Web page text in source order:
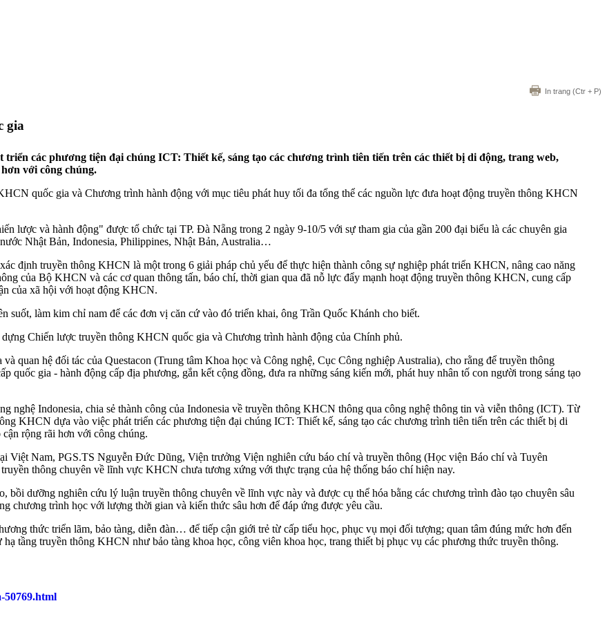
In trang (Ctr + P)
gia
các phương tiện đại chúng ICT: Thiết kế, sáng tạo các chương trình tiên tiến trên các thiết bị di động, trang web,
với công chúng.
quốc gia và Chương trình hành động với mục tiêu phát huy tối đa tổng thể các nguồn lực đưa hoạt động truyền thông KHCN
lược và hành động" được tổ chức tại TP. Đà Nẵng trong 2 ngày 9-10/5 với sự tham gia của gần 200 đại biểu là các chuyên gia
Nhật Bản, Indonesia, Philippines, Nhật Bản, Australia…
định truyền thông KHCN là một trong 6 giải pháp chủ yếu để thực hiện thành công sự nghiệp phát triển KHCN, nâng cao năng
của Bộ KHCN và các cơ quan thông tấn, báo chí, thời gian qua đã nỗ lực đẩy mạnh hoạt động truyền thông KHCN, cung cấp
của xã hội với hoạt động KHCN.
suốt, làm kim chỉ nam để các đơn vị căn cứ vào đó triển khai, ông Trần Quốc Khánh cho biết.
Chiến lược truyền thông KHCN quốc gia và Chương trình hành động của Chính phủ.
quan hệ đối tác của Questacon (Trung tâm Khoa học và Công nghệ, Cục Công nghiệp Australia), cho rằng để truyền thông
gia - hành động cấp địa phương, gắn kết cộng đồng, đưa ra những sáng kiến mới, phát huy nhân tố con người trong sáng tạo
nghệ Indonesia, chia sẻ thành công của Indonesia về truyền thông KHCN thông qua công nghệ thông tin và viễn thông (ICT). Từ
KHCN dựa vào việc phát triển các phương tiện đại chúng ICT: Thiết kế, sáng tạo các chương trình tiên tiến trên các thiết bị di
rộng rãi hơn với công chúng.
Việt Nam, PGS.TS Nguyễn Đức Dũng, Viện trưởng Viện nghiên cứu báo chí và truyền thông (Học viện Báo chí và Tuyên
thông chuyên về lĩnh vực KHCN chưa tương xứng với thực trạng của hệ thống báo chí hiện nay.
dưỡng nghiên cứu lý luận truyền thông chuyên về lĩnh vực này và được cụ thể hóa bằng các chương trình đào tạo chuyên sâu
chương trình học với lượng thời gian và kiến thức sâu hơn để đáp ứng được yêu cầu.
thức triển lãm, bảo tàng, diễn đàn… để tiếp cận giới trẻ từ cấp tiểu học, phục vụ mọi đối tượng; quan tâm đúng mức hơn đến
tầng truyền thông KHCN như bảo tàng khoa học, công viên khoa học, trang thiết bị phục vụ các phương thức truyền thông.
50769.html